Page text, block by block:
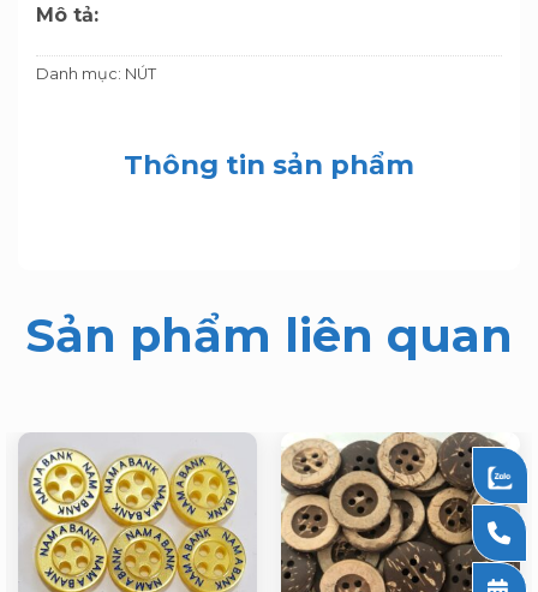
Mô tả:
Danh mục: NÚT
Thông tin sản phẩm
Sản phẩm liên quan